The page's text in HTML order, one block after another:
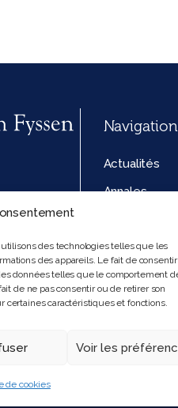
des technologies telles que les
des appareils. Le fait de consentir
données telles que le comportement
de ne pas consentir ou de retirer son
caractéristiques et fonctions.
Voir les
de cookies
Navigation
Actualités
Annales
Politique de
cookies (UE)